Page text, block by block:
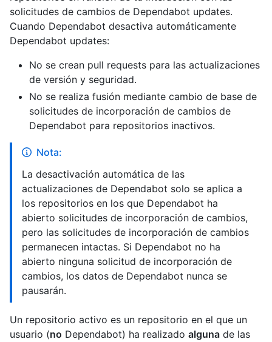
solicitudes de cambios de Dependabot updates.
Cuando Dependabot desactiva automáticamente
Dependabot updates:
No se crean pull requests para las actualizaciones
de versión y seguridad.
No se realiza fusión mediante cambio de base de
solicitudes de incorporación de cambios de
Dependabot para repositorios inactivos.
Nota:
La desactivación automática de las
actualizaciones de Dependabot solo se aplica a
los repositorios en los que Dependabot ha
abierto solicitudes de incorporación de cambios,
pero las solicitudes de incorporación de cambios
permanecen intactas. Si Dependabot no ha
abierto ninguna solicitud de incorporación de
cambios, los datos de Dependabot nunca se
pausarán.
Un repositorio activo es un repositorio en el que un
usuario (no Dependabot) ha realizado alguna de las